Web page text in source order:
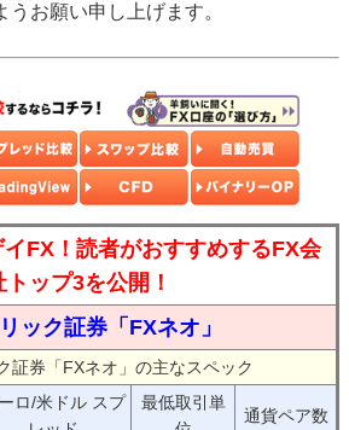
お願い申し上げます。
イFX！読者がおすすめするFX会
トップ3を公開！
ック証券「FXネオ」
証券「FXネオ」の主なスペック
ロ/米ドル スプ
最低取引単
通貨ペア数